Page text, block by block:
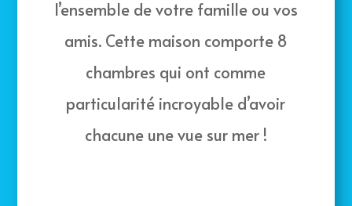
l’ensemble de votre famille ou vos
amis. Cette maison comporte 8
chambres qui ont comme
particularité incroyable d’avoir
chacune une vue sur mer !